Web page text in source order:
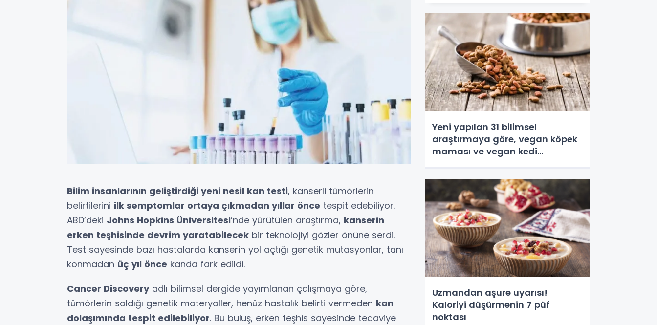
Bilim insanlarının geliştirdiği yeni nesil kan testi, kanserli tümörlerin
belirtilerini ilk semptomlar ortaya çıkmadan yıllar önce tespit edebiliyor.
ABD’deki Johns Hopkins Üniversitesi’nde yürütülen araştırma, kanserin
erken teşhisinde devrim yaratabilecek bir teknolojiyi gözler önüne serdi.
Test sayesinde bazı hastalarda kanserin yol açtığı genetik mutasyonlar, tanı
konmadan üç yıl önce kanda fark edildi.
Cancer Discoveryadlı bilimsel dergide yayımlanan çalışmaya göre,
tümörlerin saldığı genetik materyaller, henüz hastalık belirti vermeden kan
dolaşımında tespit edilebiliyor. Bu buluş, erken teşhis sayesinde tedaviye
Yeni yapılan 31 bilimsel
araştırmaya göre, vegan köpek
maması ve vegan kedi
Uzmandan aşure uyarısı!
Kaloriyi düşürmenin 7 püf
noktası